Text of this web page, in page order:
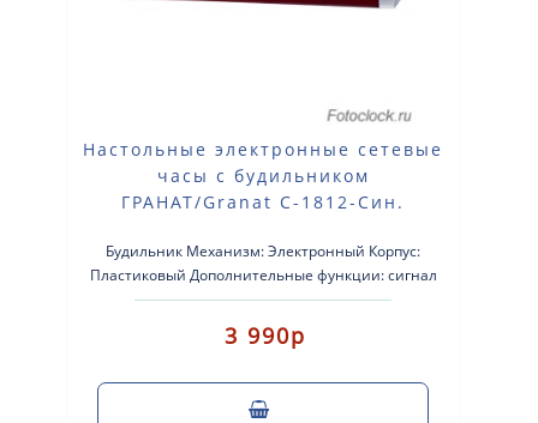
Настольные электронные сетевые
часы с будильником
ГРАНАТ/Granat С-1812-Син.
Будильник Механизм: Электронный Корпус:
Пластиковый Дополнительные функции: сигнал
beep Размер: 215×90×70 мм. ..
3 990р